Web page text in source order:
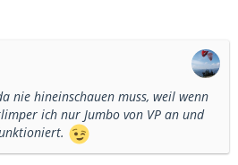
nie hineinschauen muss, weil wenn
ich nur Jumbo von VP an und